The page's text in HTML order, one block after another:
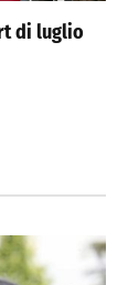
di luglio